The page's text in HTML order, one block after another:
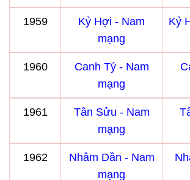
1959
Kỷ Hợi - Nam
mạng
Kỷ
1960
Canh Tý - Nam
mạng
1961
Tân Sửu - Nam
mạng
1962
Nhâm Dần - Nam
mạng